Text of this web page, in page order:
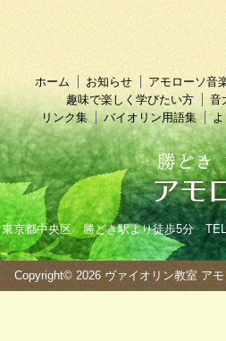
ホーム お知らせ
アモローソ音
趣味で楽しく学びたい方
音
リンク集
バイオリン用語集
東京都中央区 勝どき駅より徒歩5分
Copyright© 2026 ヴァイオリン教室 ア